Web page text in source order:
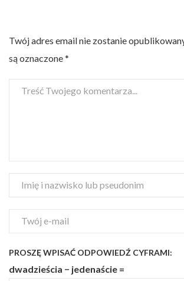
Twój adres email nie zostanie
są oznaczone*
PROSZĘ WPISAĆ ODPOWIEDŹ CYFRAMI:
dwadzieścia − jedenaście =